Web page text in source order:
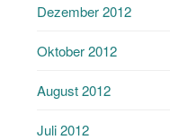
Dezember 2012
Oktober 2012
August 2012
Juli 2012